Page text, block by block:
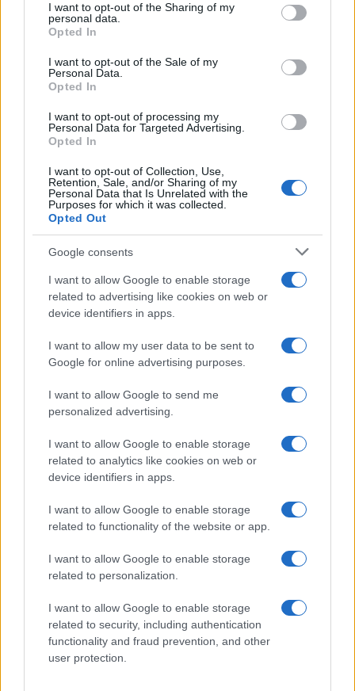
not limited to your visit or usage behaviour. You may click to
grant or deny consent to Google and its third-party tags to
use your data for below specified purposes in below Google
consent section.
I want to opt-out of the Sharing of my
personal data.
Opted In
I want to opt-out of the Sale of my
Personal Data.
Opted In
I want to opt-out of processing my
Personal Data for Targeted Advertising.
Opted In
I want to opt-out of Collection, Use,
Retention, Sale, and/or Sharing of my
Personal Data that Is Unrelated with the
Purposes for which it was collected.
Opted Out
Google consents
I want to allow Google to enable storage
related to advertising like cookies on web or
device identifiers in apps.
I want to allow my user data to be sent to
Google for online advertising purposes.
I want to allow Google to send me
personalized advertising.
I want to allow Google to enable storage
related to analytics like cookies on web or
device identifiers in apps.
I want to allow Google to enable storage
related to functionality of the website or app.
I want to allow Google to enable storage
related to personalization.
I want to allow Google to enable storage
related to security, including authentication
functionality and fraud prevention, and other
user protection.
Ouro e dólar sob pressão: como os mercados estão
respondendo às últimas notícias
Beatriz Almeida · 6 ago 2026
FINANÇA
critica limitações orçamentárias
Rafael Oliveira · 6 ago 2026
FINANÇA
Gávea Investimentos fecha multimercados e transfere R$ 2
bilhões para Bradesco Asset
Rafael Oliveira · 5 ago 2026